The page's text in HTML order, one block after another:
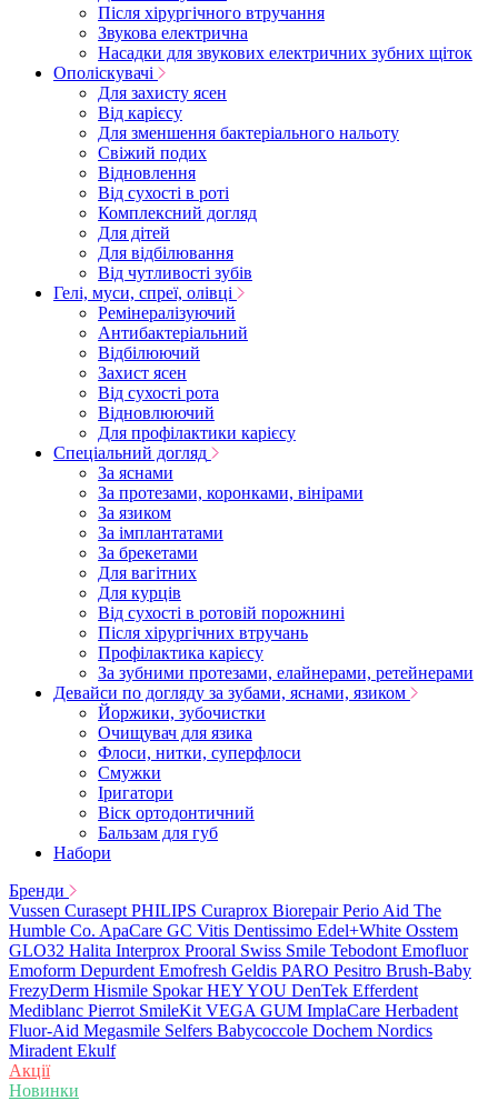
Після хірургічного втручання
Звукова електрична
Насадки для звукових електричних зубних щіток
Ополіскувачі
Для захисту ясен
Від карієсу
Для зменшення бактеріального нальоту
Свіжий подих
Відновлення
Від сухості в роті
Комплексний догляд
Для дітей
Для відбілювання
Від чутливості зубів
Гелі, муси, спреї, олівці
Ремінералізуючий
Антибактеріальний
Відбілюючий
Захист ясен
Від сухості рота
Відновлюючий
Для профілактики карієсу
Спеціальний догляд
За яснами
За протезами, коронками, вінірами
За язиком
За імплантатами
За брекетами
Для вагітних
Для курців
Від сухості в ротовій порожнині
Після хірургічних втручань
Профілактика карієсу
За зубними протезами, елайнерами, ретейнерами
Девайси по догляду за зубами, яснами, язиком
Йоржики, зубочистки
Очищувач для язика
Флоси, нитки, суперфлоси
Смужки
Іригатори
Віск ортодонтичний
Бальзам для губ
Набори
Бренди
Vussen Curasept PHILIPS Curaprox Biorepair Perio Aid The
Humble Co. ApaCare GC Vitis Dentissimo Edel+White Osstem
GLO32 Halita Interprox Prooral Swiss Smile Tebodont Emofluor
Emoform Depurdent Emofresh Geldis PARO Pesitro Brush-Baby
FrezyDerm Hismile Spokar HEY YOU DenTek Efferdent
Mediblanc Pierrot SmileKit VEGA GUM ImplaCare Herbadent
Fluor-Aid Megasmile Selfers Babycoccole Dochem Nordics
Miradent Ekulf
Акції
Новинки